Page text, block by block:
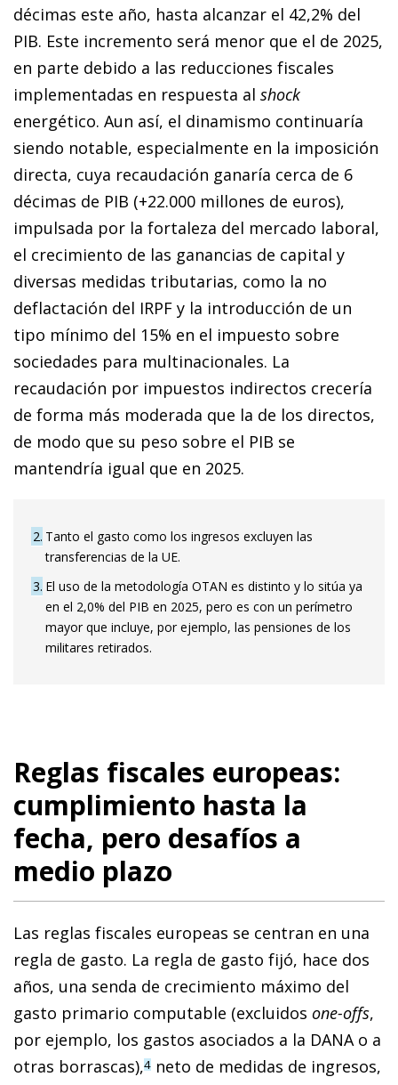
décimas este año, hasta alcanzar el 42,2% del
PIB. Este incremento será menor que el de 2025,
en parte debido a las reducciones fiscales
implementadas en respuesta al shock
energético. Aun así, el dinamismo continuaría
siendo notable, especialmente en la imposición
directa, cuya recaudación ganaría cerca de 6
décimas de PIB (+22.000 millones de euros),
impulsada por la fortaleza del mercado laboral,
el crecimiento de las ganancias de capital y
diversas medidas tributarias, como la no
deflactación del IRPF y la introducción de un
tipo mínimo del 15% en el impuesto sobre
sociedades para multinacionales. La
recaudación por impuestos indirectos crecería
de forma más moderada que la de los directos,
de modo que su peso sobre el PIB se
mantendría igual que en 2025.
2 Tanto el gasto como los ingresos excluyen las
transferencias de la UE.
3 El uso de la metodología OTAN es distinto y lo sitúa ya
en el 2,0% del PIB en 2025, pero es con un perímetro
mayor que incluye, por ejemplo, las pensiones de los
militares retirados.
Reglas fiscales europeas:
cumplimiento hasta la
fecha, pero desafíos a
medio plazo
Las reglas fiscales europeas se centran en una
regla de gasto. La regla de gasto fijó, hace dos
años, una senda de crecimiento máximo del
gasto primario computable (excluidos one-offs,
por ejemplo, los gastos asociados a la DANA o a
otras borrascas),4 neto de medidas de ingresos,